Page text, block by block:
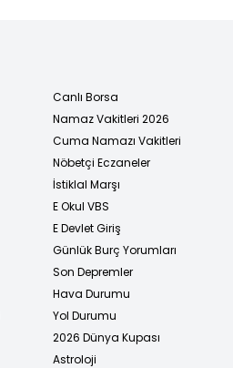
Canlı Borsa
Namaz Vakitleri 2026
Cuma Namazı Vakitleri
Nöbetçi Eczaneler
İstiklal Marşı
E Okul VBS
E Devlet Giriş
Günlük Burç Yorumları
Son Depremler
Hava Durumu
Yol Durumu
2026 Dünya Kupası
Astroloji